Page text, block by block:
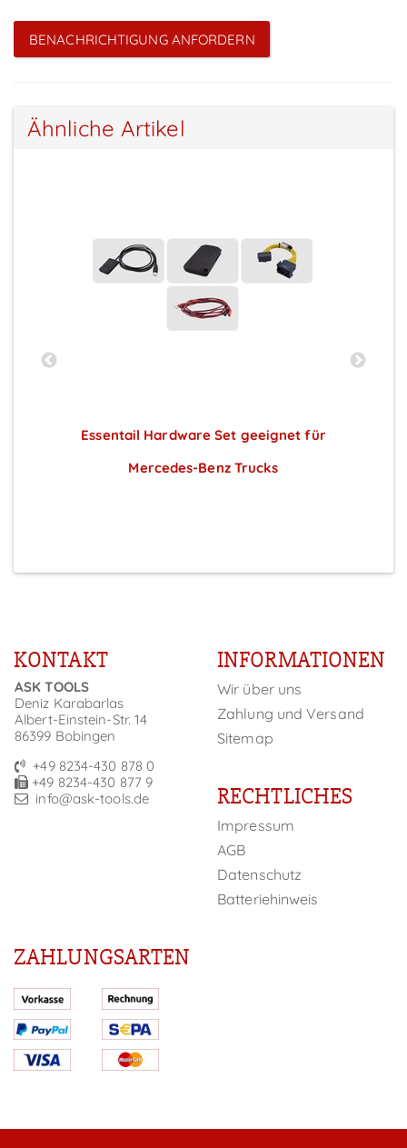
BENACHRICHTIGUNG ANFORDERN
Ähnliche Artikel
Essentail Hardware Set geeignet für
Mercedes-Benz Trucks
KONTAKT
ASK TOOLS
Deniz Karabarlas
Albert-Einstein-Str. 14
86399 Bobingen
+49 8234-430 878 0
+49 8234-430 877 9
info@ask-tools.de
INFORMATIONEN
Wir über uns
Zahlung und Versand
Sitemap
RECHTLICHES
Impressum
AGB
Datenschutz
Batteriehinweis
ZAHLUNGSARTEN